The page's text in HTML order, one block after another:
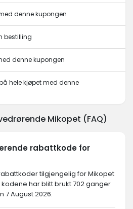
denne kupongen
bestilling
denne kupongen
hele kjøpet med denne
Mikopet (FAQ)
rabattkode for
tilgjengelig for Mikopet
kodene har blitt brukt 702 ganger
7 August 2026.